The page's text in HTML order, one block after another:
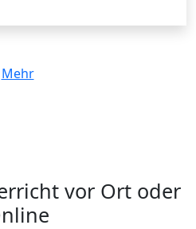
Mehr
vor Ort oder